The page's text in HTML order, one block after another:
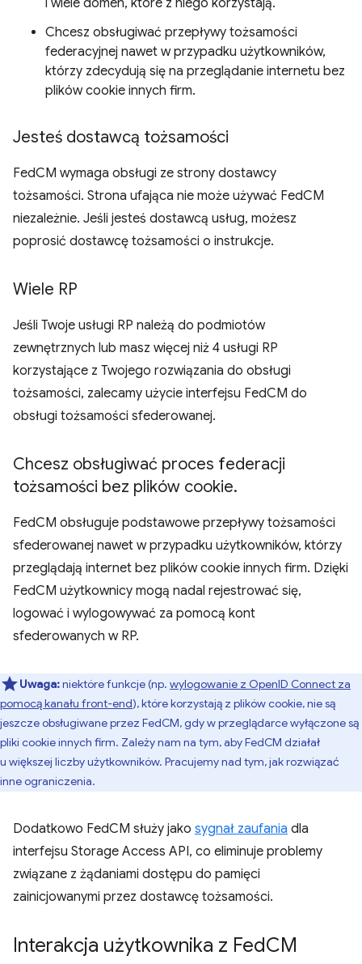
i wiele domen, które z niego korzystają.
Chcesz obsługiwać przepływy tożsamości
federacyjnej nawet w przypadku użytkowników,
którzy zdecydują się na przeglądanie internetu bez
plików cookie innych firm.
Jesteś dostawcą tożsamości
FedCM wymaga obsługi ze strony dostawcy
tożsamości. Strona ufająca nie może używać FedCM
niezależnie. Jeśli jesteś dostawcą usług, możesz
poprosić dostawcę tożsamości o instrukcje.
Wiele RP
Jeśli Twoje usługi RP należą do podmiotów
zewnętrznych lub masz więcej niż 4 usługi RP
korzystające z Twojego rozwiązania do obsługi
tożsamości, zalecamy użycie interfejsu FedCM do
obsługi tożsamości sfederowanej.
Chcesz obsługiwać proces federacji
tożsamości bez plików cookie.
FedCM obsługuje podstawowe przepływy tożsamości
sfederowanej nawet w przypadku użytkowników, którzy
przeglądają internet bez plików cookie innych firm. Dzięki
FedCM użytkownicy mogą nadal rejestrować się,
logować i wylogowywać za pomocą kont
sfederowanych w RP.
Uwaga:niektóre funkcje (np. wylogowanie z OpenID Connect za
pomocą kanału front-end), które korzystają z plików cookie, nie są
jeszcze obsługiwane przez FedCM, gdy w przeglądarce wyłączone są
pliki cookie innych firm. Zależy nam na tym, aby FedCM działał
u większej liczby użytkowników. Pracujemy nad tym, jak rozwiązać
inne ograniczenia.
Dodatkowo FedCM służy jako sygnał zaufania dla
interfejsu Storage Access API, co eliminuje problemy
związane z żądaniami dostępu do pamięci
zainicjowanymi przez dostawcę tożsamości.
Interakcja użytkownika z FedCM